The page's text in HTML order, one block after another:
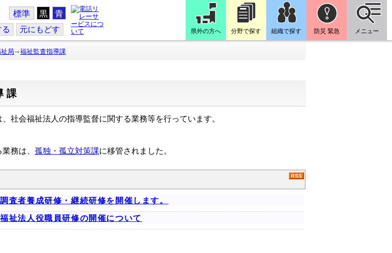
標準 黒 青
る 元にもどす 県外の方へ 分野で探す 組織で探す 防災 緊急 メニュー
局 福祉監査指導課
課
社会福祉法人の指導監督に関する業務等を行っています。
務は、 孤独・孤立対策課に移管されました。
査者養成研修・継続研修を開催します。
祉法人役職員研修の開催について